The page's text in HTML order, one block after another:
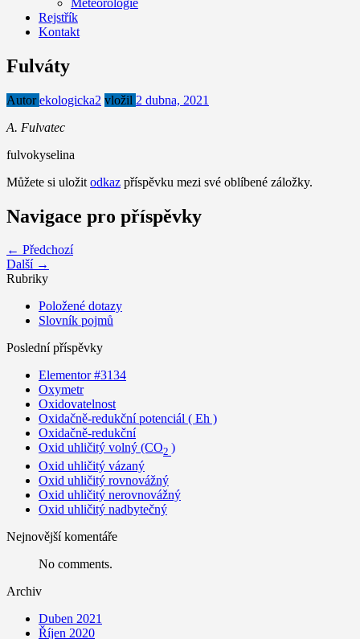
Rejstřík
Kontakt
Fulváty
Autorekologicka2 vložil 2 dubna, 2021
A. Fulvatec
fulvokyselina
Můžete si uložit odkaz příspěvku mezi své oblíbené záložky.
Navigace pro příspěvky
← Předchozí
Další →
Rubriky
Položené dotazy
Slovník pojmů
Poslední příspěvky
Elementor #3134
Oxymetr
Oxidovatelnost
Oxidačně-redukční potenciál ( Eh )
Oxidačně-redukční
Oxid uhličitý volný (CO2 )
Oxid uhličitý vázaný
Oxid uhličitý rovnovážný
Oxid uhličitý nerovnovážný
Oxid uhličitý nadbytečný
Nejnovější komentáře
No comments.
Archiv
Duben 2021
Říjen 2020